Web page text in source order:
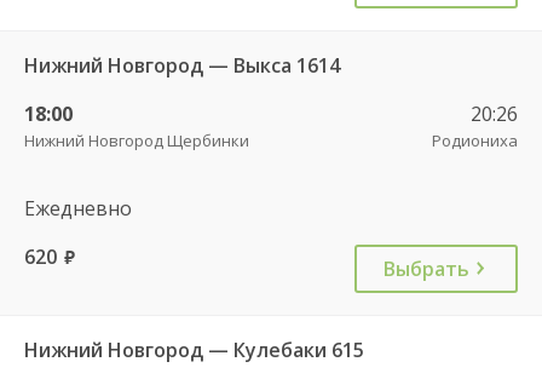
Нижний Новгород — Выкса 1614
18:00
Нижний Новгород Щербинки
20:26
Родиониха
Ежедневно
620 руб. Выбрать
Нижний Новгород — Кулебаки 615